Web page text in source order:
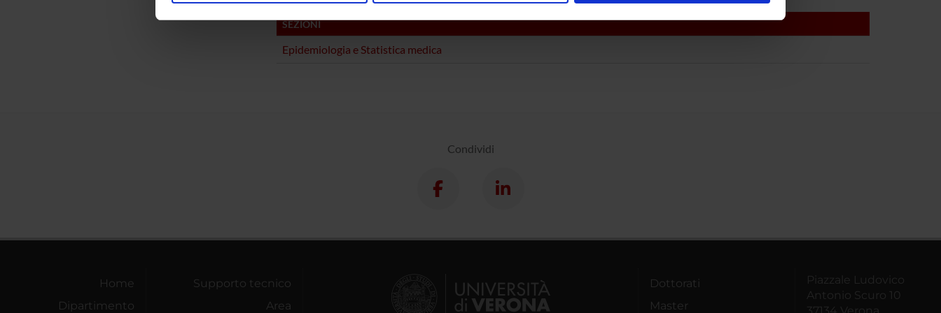
di analisi dei dati web, pubblicità e social media, i quali potrebbero combinarle con altre informazioni che hai fornito loro o
che hanno raccolto dal tuo utilizzo dei loro servizi.
SEZIONI
Epidemiologia e Statistica medica
Condividi
Home
Dipartimento
Supporto tecnico
Area
Dottorati
Master
Piazzale Ludovico
Antonio Scuro 10